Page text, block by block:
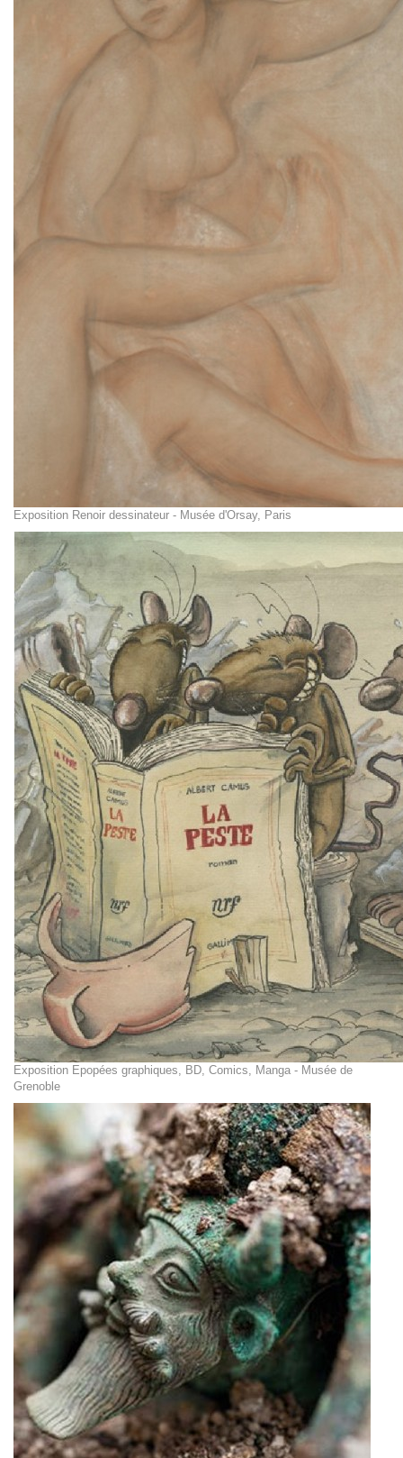
Exposition Renoir dessinateur - Musée d'Orsay, Paris
Exposition Epopées graphiques, BD, Comics, Manga - Musée de
Grenoble